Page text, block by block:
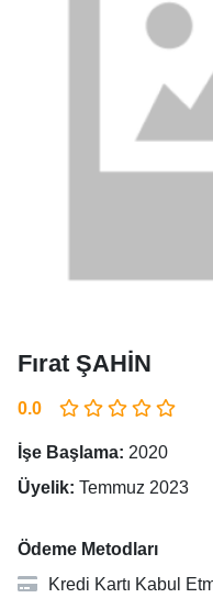
Fırat ŞAHİN
0.0
İşe Başlama: 2020
Üyelik: Temmuz 2023
Ödeme Metodları
Kredi Kartı Kabul